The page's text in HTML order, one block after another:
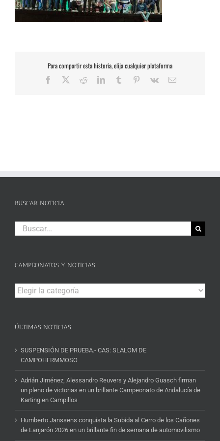
Para compartir esta historia, elija cualquier plataforma
Facebook RedditLinkedInTumblr Pinterest
Vk
Correo
BUSCAR NOTICIA
Buscar:
CAMPEONATOS Y NOTICIAS
Campeonatos
y
ÚLTIMAS NOTICIAS
SUSPENSIÓN DE PRUEBA.- CAS: SLALOM DE
CAMPOHERMMOSO
Adrián Jiménez, Alessandro Reuvers y Alejandro Guasch firman
un pleno de victorias en un brillante Campeonato de Andalucía de
Karting en Campillos
Humberto Janssens conquista la Subida al Cerro de los Cañones
de Lanjarón 2026 en un brillante fin de semana de automovilismo